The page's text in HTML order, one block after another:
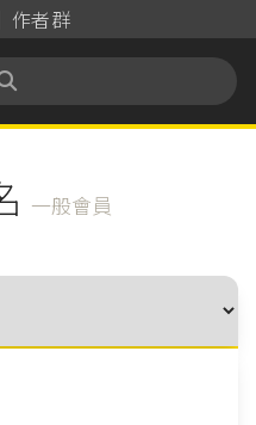
作者群
一般會員